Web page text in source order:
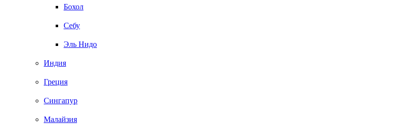
Бохол
Себу
Эль Нидо
Индия
Греция
Сингапур
Малайзия